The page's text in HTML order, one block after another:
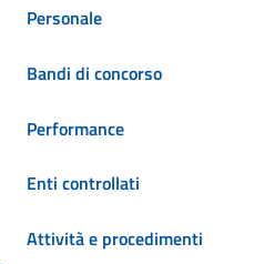
Personale
Bandi di concorso
Performance
Enti controllati
Attività e procedimenti